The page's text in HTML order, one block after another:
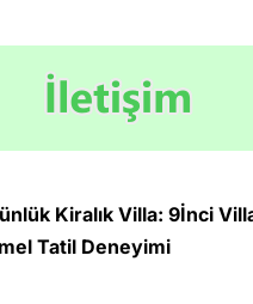
Kiralık Villa: 9İnci
Tatil Deneyimi